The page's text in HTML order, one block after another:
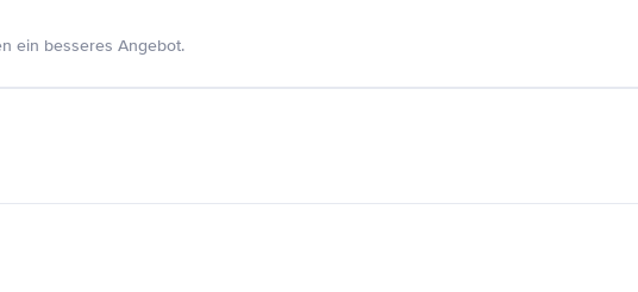
ein besseres Angebot.